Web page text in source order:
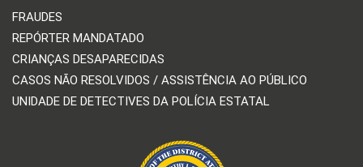
FRAUDES
REPÓRTER MANDATADO
CRIANÇAS DESAPARECIDAS
CASOS NÃO RESOLVIDOS / ASSISTÊNCIA AO PÚBLICO
UNIDADE DE DETECTIVES DA POLÍCIA ESTATAL